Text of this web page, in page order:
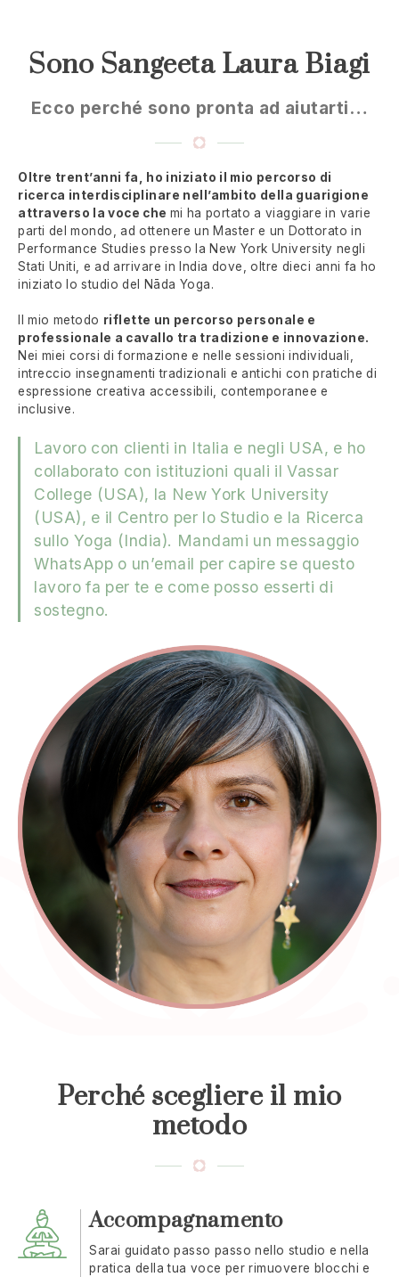
Sono Sangeeta Laura Biagi
Ecco perché sono pronta ad aiutarti…
Oltre trent’anni fa, ho iniziato il mio percorso di
ricerca interdisciplinare nell’ambito della guarigione
attraverso la voce che mi ha portato a viaggiare in varie
parti del mondo, ad ottenere un Master e un Dottorato in
Performance Studies presso la New York University negli
Stati Uniti, e ad arrivare in India dove, oltre dieci anni fa ho
iniziato lo studio del Nāda Yoga.
Il mio metodo riflette un percorso personale e
professionale a cavallo tra tradizione e innovazione.
Nei miei corsi di formazione e nelle sessioni individuali,
intreccio insegnamenti tradizionali e antichi con pratiche di
espressione creativa accessibili, contemporanee e
inclusive.
Lavoro con clienti in Italia e negli USA, e ho
collaborato con istituzioni quali il Vassar
College (USA), la New York University
(USA), e il Centro per lo Studio e la Ricerca
sullo Yoga (India). Mandami un messaggio
WhatsApp o un’email per capire se questo
lavoro fa per te e come posso esserti di
sostegno.
Perché scegliere il mio
metodo
Accompagnamento
Sarai guidato passo passo nello studio e nella
pratica della tua voce per rimuovere blocchi e